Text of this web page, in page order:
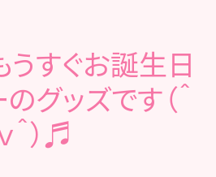
すぐお誕生日
グッズです（＾
＾）♬